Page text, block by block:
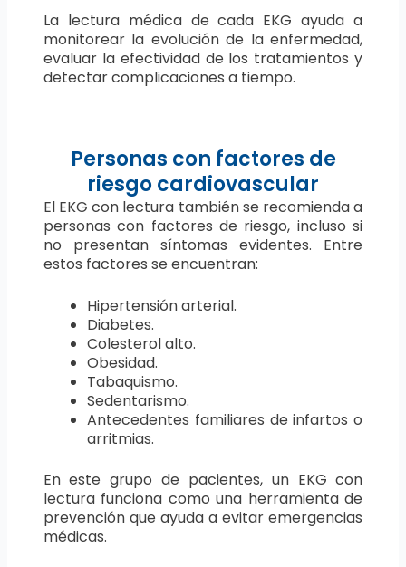
La lectura médica de cada EKG ayuda a
monitorear la evolución de la enfermedad,
evaluar la efectividad de los tratamientos y
detectar complicaciones a tiempo.
Personas con factores de
riesgo cardiovascular
El EKG con lectura también se recomienda a
personas con factores de riesgo, incluso si
no presentan síntomas evidentes. Entre
estos factores se encuentran:
Hipertensión arterial.
Diabetes.
Colesterol alto.
Obesidad.
Tabaquismo.
Sedentarismo.
Antecedentes familiares de infartos o
arritmias.
En este grupo de pacientes, un EKG con
lectura funciona como una herramienta de
prevención que ayuda a evitar emergencias
médicas.